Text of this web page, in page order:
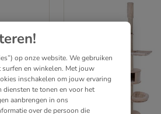
op onze website. We gebruiken
en winkelen. Met jouw
inschakelen om jouw ervaring
diensten te tonen en voor het
aanbrengen in ons
over de persoon die